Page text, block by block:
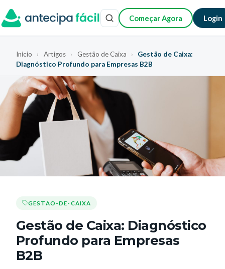
Começar Agora Login
Início › Artigos › Gestão de Caixa ›
Gestão de Caixa:
Diagnóstico Profundo para Empresas B2B
GESTAO-DE-CAIXA
Gestão de Caixa: Diagnóstico
Profundo para Empresas
B2B